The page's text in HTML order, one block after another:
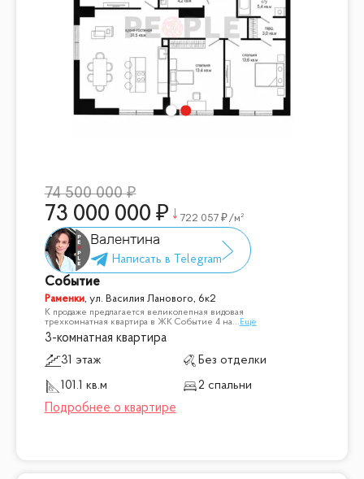
74 500 000
73 000 000 722 057 /м²
Валентина
Событие
Раменки, ул. Василия Ланового, 6к2
К продаже предлагается великолепная видовая
трехкомнатная квартира в ЖК Событие 4 на... Ещё
3-комнатная квартира
31 этаж
Без отделки
101.1 кв.м
2 спальни